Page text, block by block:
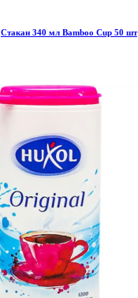
Стакан 340 мл Bamboo Cup 50 шт